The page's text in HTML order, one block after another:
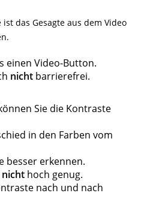
das Gesagte aus dem Video
einen Video-Button.
nichtbarrierefrei.
Sie die Kontraste
in den Farben vom
besser erkennen.
nichthoch genug.
nach und nach